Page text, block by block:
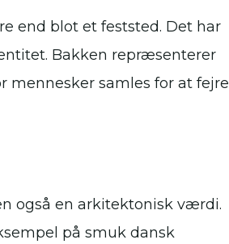
end blot et feststed. Det har
Bakken repræsenterer
mennesker samles for at fejre
også en arkitektonisk værdi.
på smuk dansk